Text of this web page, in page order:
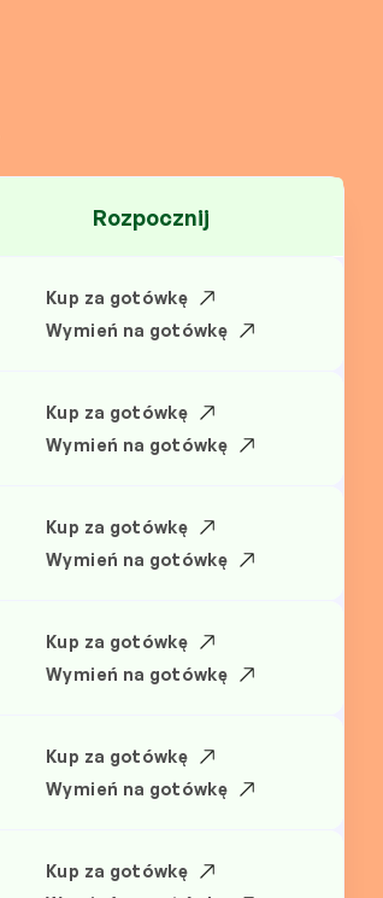
Rozpocznij
Kup za gotówkę
Wymień na gotówkę
Kup za gotówkę
Wymień na gotówkę
Kup za gotówkę
Wymień na gotówkę
Kup za gotówkę
Wymień na gotówkę
Kup za gotówkę
Wymień na gotówkę
Kup za gotówkę